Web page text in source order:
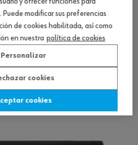
para cable coaxial
Ver producto
Puede modificar sus preferencias
de cookies habilitada, así como
en nuestra política de cookies
Personalizar
cookies
cookies